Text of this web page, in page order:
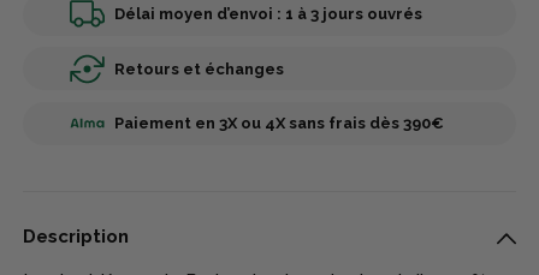
Délai moyen d’envoi : 1 à 3 jours ouvrés
Retours et échanges
Paiement en 3X ou 4X sans frais dès 390€
Description